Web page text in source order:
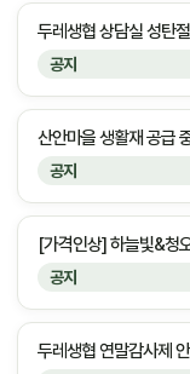
공지
두레생협 상담실 성탄
공지
산안마을 생활재 공급
공지
[가격인상] 하늘빛&청
두레생협 연말감사제